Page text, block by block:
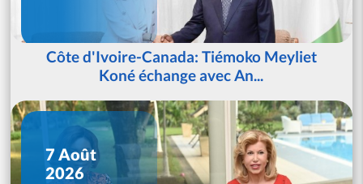
Côte d'Ivoire-Canada: Tiémoko Meyliet
Koné échange avec An...
7 Août
2026